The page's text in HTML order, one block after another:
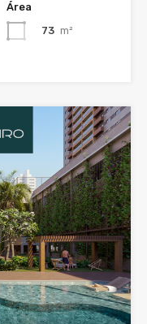
Área
73 m²